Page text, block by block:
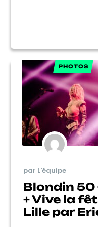
PHOTOS
par L'équipe
Blondin 50
+ Vive la
Lille par